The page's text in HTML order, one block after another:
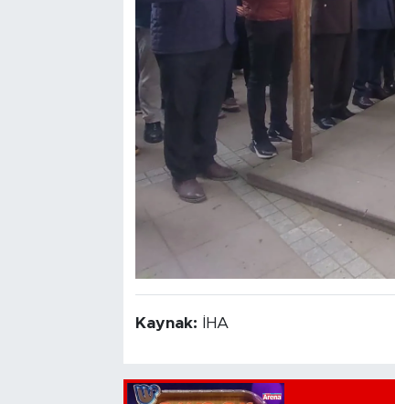
Kaynak: İHA